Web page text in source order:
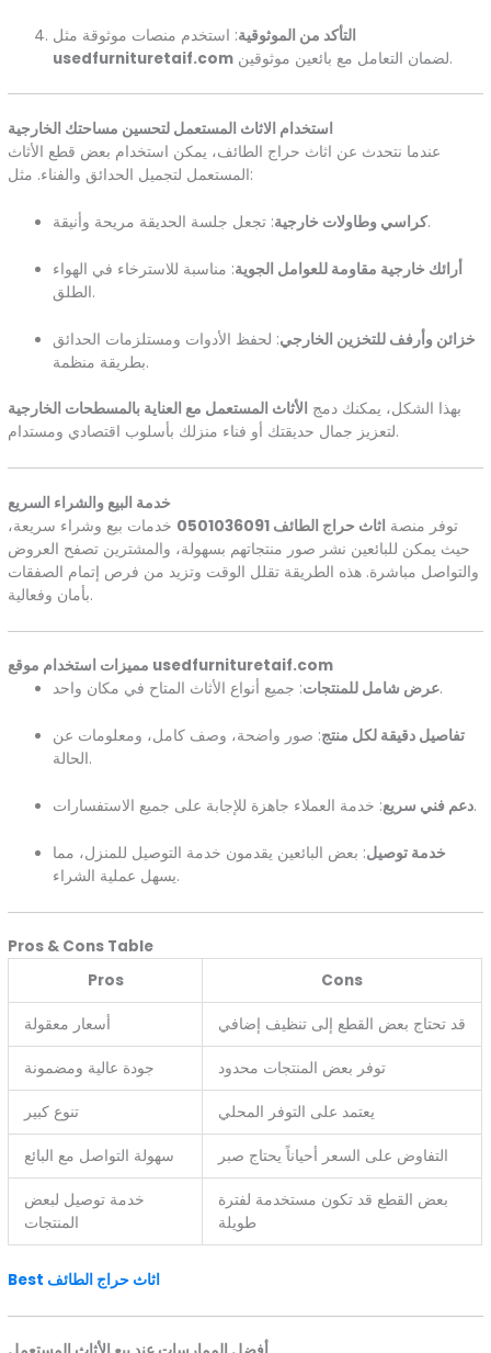
التأكد من الموثوقية: استخدم منصات موثوقة مثل
usedfurnituretaif.com
لضمان التعامل مع بائعين موثوقين.
عندما نتحدث عن اثاث حراج الطائف، يمكن استخدام بعض قطع الأثاث
المستعمل لتجميل الحدائق والفناء. مثل:
كراسي وطاولات خارجية: تجعل جلسة الحديقة مريحة وأنيقة.
أرائك خارجية مقاومة للعوامل الجوية: مناسبة للاسترخاء في الهواء
الطلق.
خزائن وأرفف للتخزين الخارجي: لحفظ الأدوات ومستلزمات الحدائق
بطريقة منظمة.
بهذا الشكل، يمكنك دمج الأثاث المستعمل مع العناية بالمسطحات الخارجية
لتعزيز جمال حديقتك أو فناء منزلك بأسلوب اقتصادي ومستدام.
خدمة البيع والشراء السريع
توفر منصة اثاث حراج الطائف 0501036091
خدمات بيع وشراء سريعة،
حيث يمكن للبائعين نشر صور منتجاتهم بسهولة، والمشترين تصفح العروض
والتواصل مباشرة. هذه الطريقة تقلل الوقت وتزيد من فرص إتمام الصفقات
بأمان وفعالية.
مميزات استخدام موقع usedfurnituretaif.com
عرض شامل للمنتجات: جميع أنواع الأثاث المتاح في مكان واحد.
تفاصيل دقيقة لكل منتج: صور واضحة، وصف كامل، ومعلومات عن
الحالة.
دعم فني سريع: خدمة العملاء جاهزة للإجابة على جميع الاستفسارات.
خدمة توصيل: بعض البائعين يقدمون خدمة التوصيل للمنزل، مما
يسهل عملية الشراء.
Pros & Cons Table
Pros
Cons
أسعار معقولة قد تحتاج بعض القطع إلى تنظيف إضافي
جودة عالية ومضمونة توفر بعض المنتجات محدود
تنوع كبير يعتمد على التوفر المحلي
سهولة التواصل مع البائع التفاوض على السعر أحياناً يحتاج صبر
خدمة توصيل لبعض
المنتجات
بعض القطع قد تكون مستخدمة لفترة
طويلة
Best اثاث حراج الطائف